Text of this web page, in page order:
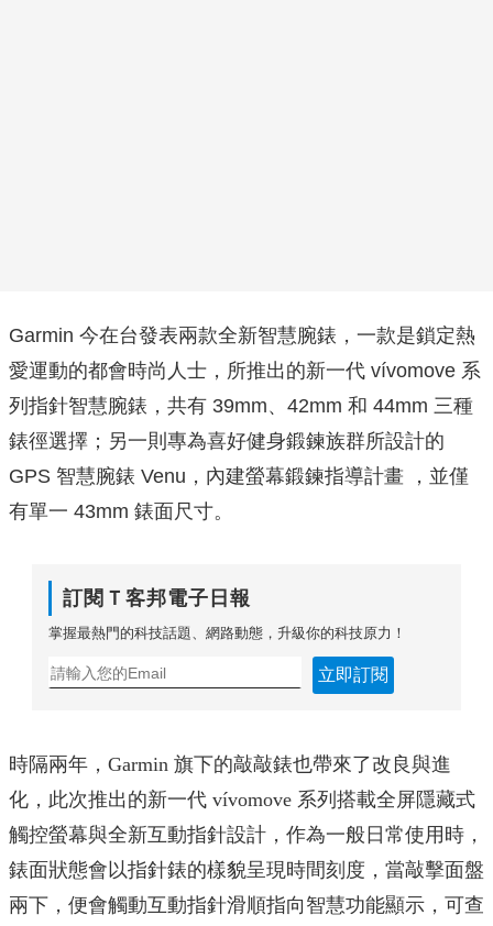
Garmin 今在台發表兩款全新智慧腕錶，一款是鎖定熱
愛運動的都會時尚人士，所推出的新一代 vívomove 系
列指針智慧腕錶，共有 39mm、42mm 和 44mm 三種
錶徑選擇；另一則專為喜好健身鍛鍊族群所設計的
GPS 智慧腕錶 Venu，內建螢幕鍛鍊指導計畫 ，並僅
有單一 43mm 錶面尺寸。
訂閱Ｔ客邦電子日報
掌握最熱門的科技話題、網路動態，升級你的科技原力！
立即訂閱
時隔兩年，Garmin 旗下的敲敲錶也帶來了改良與進
化，此次推出的新一代 vívomove 系列搭載全屏隱藏式
觸控螢幕與全新互動指針設計，作為一般日常使用時，
錶面狀態會以指針錶的樣貌呈現時間刻度，當敲擊面盤
兩下，便會觸動互動指針滑順指向智慧功能顯示，可查